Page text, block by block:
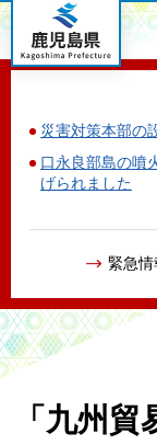
鹿児島県
災害対策本部の
口永良部島の噴
げられました
緊急情
「九州